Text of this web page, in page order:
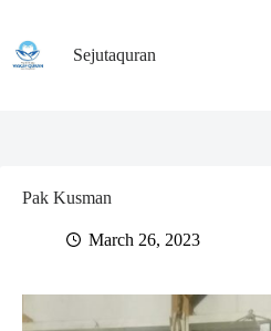
content
Sejutaquran
Pak Kusman
March 26, 2023